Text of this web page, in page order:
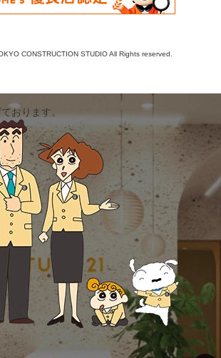
CONSTRUCTION STUDIO All Rights reserved.
おります。